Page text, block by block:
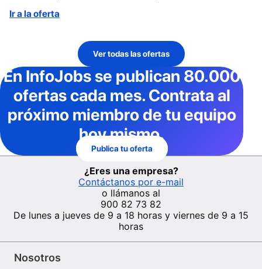
Ir a la oferta
Ver todas las ofertas
En InfoJobsse publican 80.000
ofertas cada mes. Contrata al
próximo miembro de tu equipo
hoy mismo.
Publica tu oferta
¿Eres una empresa?
Contáctanos por e-mail
o llámanos al
900 82 73 82
De lunes a jueves de 9 a 18 horas y viernes de 9 a 15
horas
Nosotros